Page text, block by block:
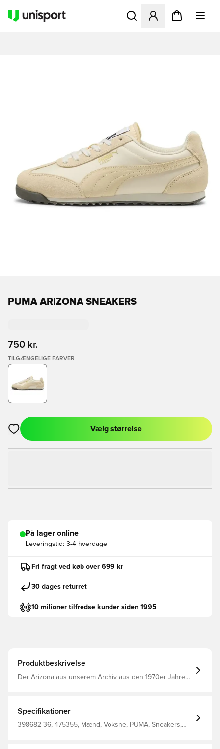
Åbner en Modal til at
PUMA ARIZONA SNEAKERS
750 kr.
TILGÆNGELIGE FARVER
Åbner en Modal til at logge ind eller tilmelde dig som medlem
Vælg størrelse
På lager online
Leveringstid: 3-4 hverdage
Fri fragt ved køb over 699 kr
30 dages returret
10 milioner tilfredse kunder siden 1995
Produktbeskrivelse
Der Arizona aus unserem Archiv aus den 1970er Jahren
Attraktivität wieder da. Diese Version verfügt über
seitliche PUMA Branding-Details als Folienprints. Regular
Fit Absatzart: Flach Overlay-Designdetails Schnürung
Specifikationer
398682 36, 475355, Mænd, Voksne, PUMA, Sneakers,